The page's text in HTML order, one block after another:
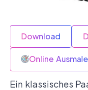
Download
Online
Ein klassisches